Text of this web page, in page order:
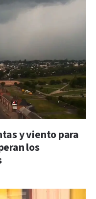
y viento para
los